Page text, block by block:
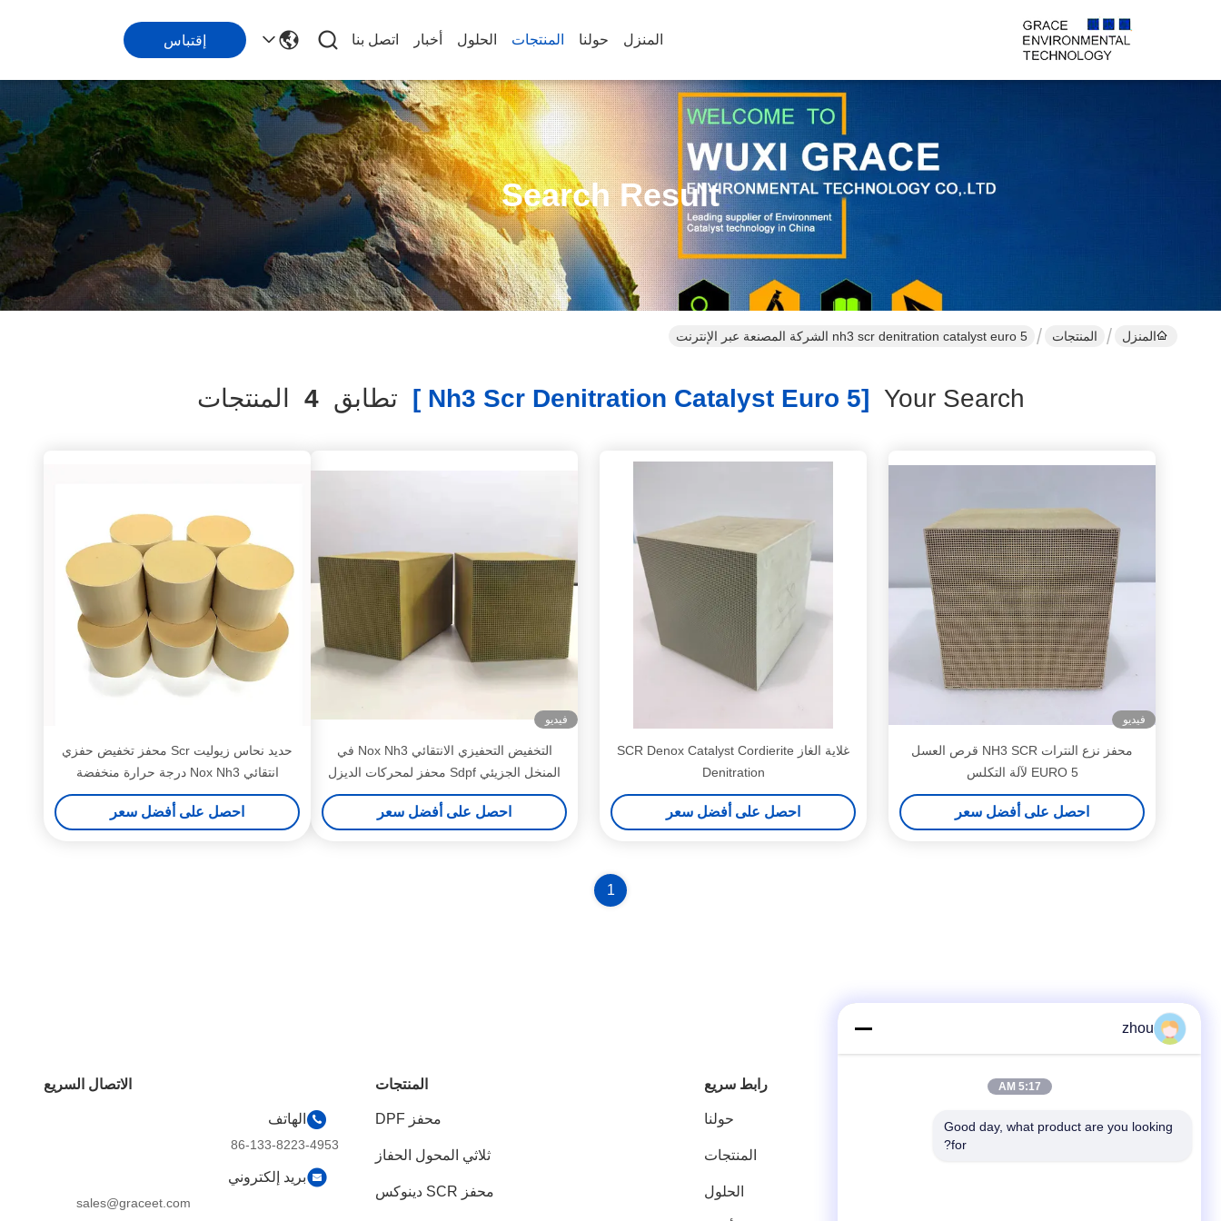
المنزل حولنا المنتجات الحلول أخبار اتصل بنا إقتباس
Search Result
المنزل المنتجات nh3 scr denitration catalyst euro 5 الشركة المصنعة عبر الإنترنت
Your Search
[nh3 Scr Denitration Catalyst Euro 5 ] تطابق4 المنتجات
فيديو
محفز نزع النترات NH3 SCR قرص العسل
EURO 5 لآلة التكلس
احصل على أفضل سعر
غلاية الغاز SCR Denox Catalyst Cordierite
Denitration
احصل على أفضل سعر
فيديو
التخفيض التحفيزي الانتقائي Nox Nh3 في
المنخل الجزيئي Sdpf محفز لمحركات الديزل
احصل على أفضل سعر
حديد نحاس زيوليت Scr محفز تخفيض حفزي
انتقائي Nox Nh3 درجة حرارة منخفضة
احصل على أفضل سعر
1
رابط سريع
حولنا
المنتجات
الحلول
المنتجات
محفز DPF
ثلاثي المحول الحفاز
محفز SCR دينوكس
الاتصال السريع
الهاتف
86-133-8223-4953
بريد إلكتروني
sales@graceet.com
zhou
5:17 AM
Good day, what product are you looking
for?